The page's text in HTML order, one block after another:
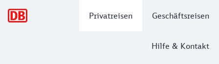
Privatreisen Geschäftsreisen
Hilfe & Kontakt